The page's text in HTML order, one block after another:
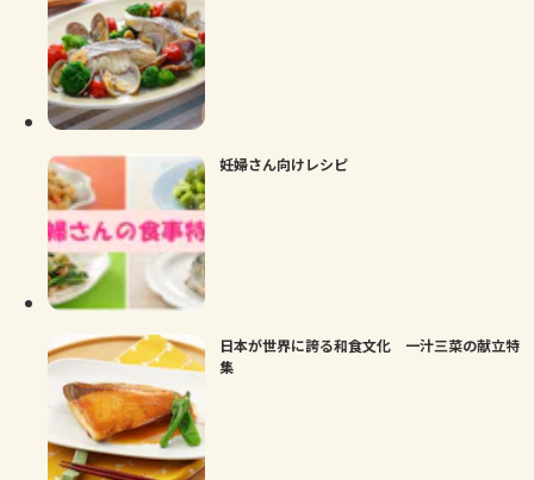
妊婦さん向けレシピ
日本が世界に誇る和食文化 一汁三菜の献立特
集